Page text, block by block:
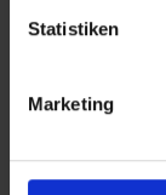
Statistiken
Marketing